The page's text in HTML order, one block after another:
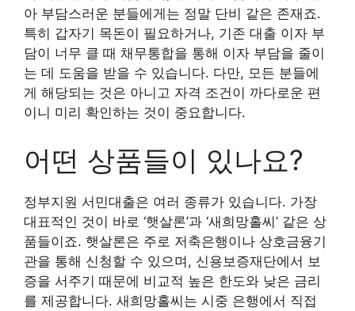
아 부담스러운 분들에게는 정말 단비 같은 존재죠.
특히 갑자기 목돈이 필요하거나, 기존 대출 이자 부
담이 너무 클 때 채무통합을 통해 이자 부담을 줄이
는 데 도움을 받을 수 있습니다. 다만, 모든 분들에
게 해당되는 것은 아니고 자격 조건이 까다로운 편
이니 미리 확인하는 것이 중요합니다.
어떤 상품들이 있나요?
정부지원 서민대출은 여러 종류가 있습니다. 가장
대표적인 것이 바로 ‘햇살론’과 ‘새희망홀씨’ 같은 상
품들이죠. 햇살론은 주로 저축은행이나 상호금융기
관을 통해 신청할 수 있으며, 신용보증재단에서 보
증을 서주기 때문에 비교적 높은 한도와 낮은 금리
를 제공합니다. 새희망홀씨는 시중 은행에서 직접